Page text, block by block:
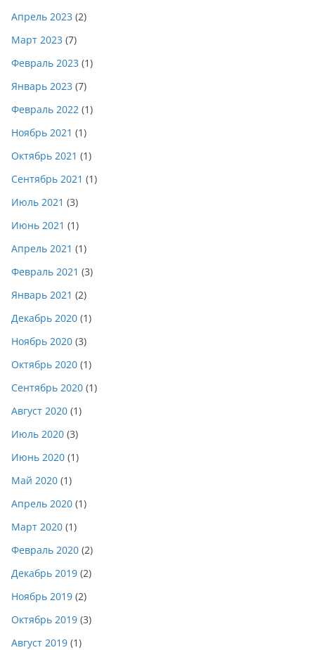
Апрель 2023 (2)
Март 2023 (7)
Февраль 2023 (1)
Январь 2023 (7)
Февраль 2022 (1)
Ноябрь 2021 (1)
Октябрь 2021 (1)
Сентябрь 2021 (1)
Июль 2021 (3)
Июнь 2021 (1)
Апрель 2021 (1)
Февраль 2021 (3)
Январь 2021 (2)
Декабрь 2020 (1)
Ноябрь 2020 (3)
Октябрь 2020 (1)
Сентябрь 2020 (1)
Август 2020 (1)
Июль 2020 (3)
Июнь 2020 (1)
Май 2020 (1)
Апрель 2020 (1)
Март 2020 (1)
Февраль 2020 (2)
Декабрь 2019 (2)
Ноябрь 2019 (2)
Октябрь 2019 (3)
Август 2019 (1)